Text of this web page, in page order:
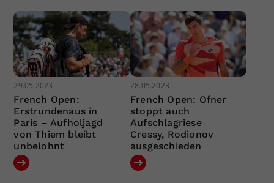
29.05.2023
French Open:
Erstrundenaus in
Paris – Aufholjagd
von Thiem bleibt
unbelohnt
28.05.2023
French Open: Ofner
stoppt auch
Aufschlagriese
Cressy, Rodionov
ausgeschieden